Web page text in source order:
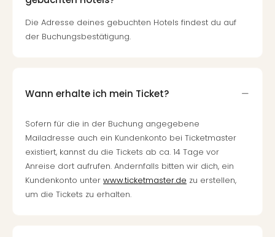
Die Adresse deines gebuchten Hotels findest du auf
der Buchungsbestätigung.
Wann erhalte ich mein Ticket?
Sofern für die in der Buchung angegebene
Mailadresse auch ein Kundenkonto bei Ticketmaster
existiert, kannst du die Tickets ab ca. 14 Tage vor
Anreise dort aufrufen. Andernfalls bitten wir dich, ein
Kundenkonto unter www.ticketmaster.de zu erstellen,
um die Tickets zu erhalten.